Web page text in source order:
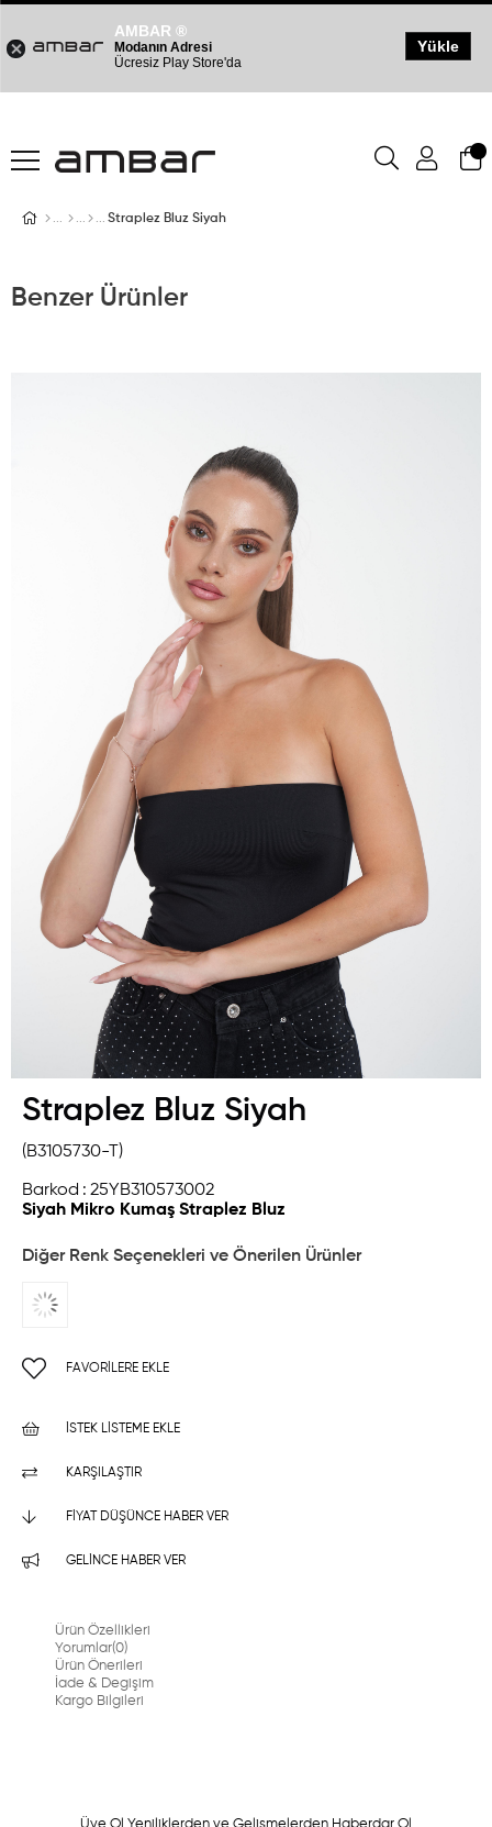
Straplez Bluz Siyah
Benzer Ürünler
Straplez Bluz Siyah
(B3105730-T)
Barkod : 25YB310573002
Siyah Mikro Kumaş Straplez Bluz
Diğer Renk Seçenekleri ve Önerilen Ürünler
FAVORILERE EKLE
İSTEK LISTEME EKLE
KARŞILAŞTIR
FIYAT DÜŞÜNCE HABER VER
GELINCE HABER VER
Ürün Özellikleri
Yorumlar(0)
Ürün Önerileri
İade & Degişim
Kargo Bilgileri
Üye Ol Yeniliklerden ve Gelişmelerden Haberdar Ol
AMBAR ®
Modanın Adresi
Ücresiz Play Store'da
Yükle